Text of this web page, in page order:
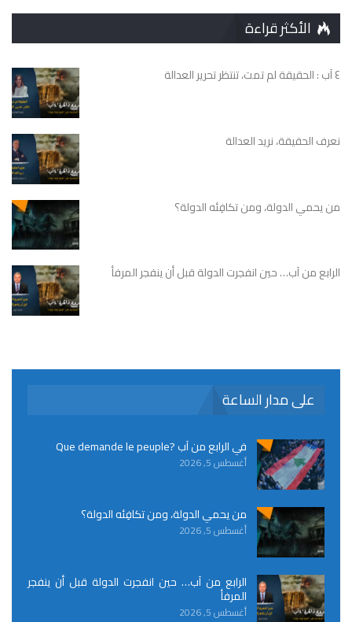
الأكثر قراءة
٤ آب : الحقيقة لم تمت، تنتظر تحرير العدالة
نعرف الحقيقة، نريد العدالة
من يحمي الدولة، ومن تكافِئه الدولة؟
الرابع من آب… حين انفجرت الدولة قبل أن ينفجر المرفأ
على مدار الساعة
في الرابع من آب ?Que demande le peuple
أغسطس 5, 2026
من يحمي الدولة، ومن تكافِئه الدولة؟
أغسطس 5, 2026
الرابع من آب… حين انفجرت الدولة قبل أن ينفجر
المرفأ
أغسطس 5, 2026